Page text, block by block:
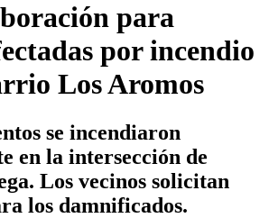
para
por incendio
Los Aromos
se incendiaron
en la intersección de
Los vecinos solicitan
los damnificados.